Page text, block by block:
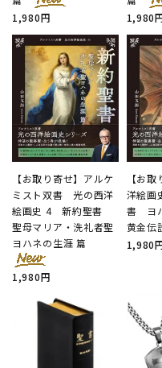
1,980円
1,980
【お取り寄せ】アルケ
ミスト双書 光の西洋
絵画史 4 新約聖書
聖母マリア・洗礼者聖
ヨハネの生涯 篇
1,980円
【お
洋絵
書 ヨ
黄金伝
1,980